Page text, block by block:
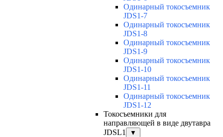
Одинарный токосъемник
JDS1-7
Одинарный токосъемник
JDS1-8
Одинарный токосъемник
JDS1-9
Одинарный токосъемник
JDS1-10
Одинарный токосъемник
JDS1-11
Одинарный токосъемник
JDS1-12
Токосъемники для
направляющей в виде двутавра
JDSL1
▼